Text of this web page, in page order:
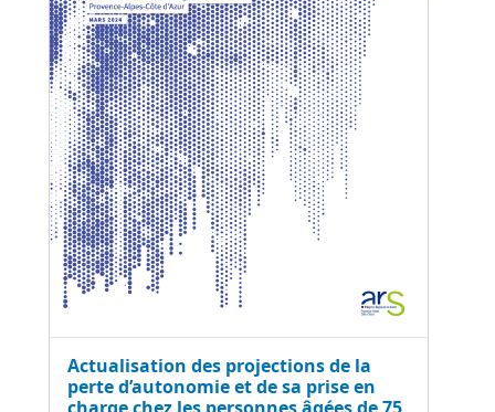
Actualisation des projections de la
perte d’autonomie et de sa prise en